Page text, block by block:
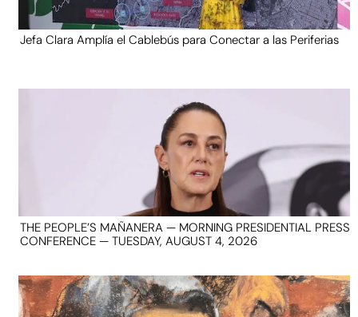
Jefa Clara Amplía el Cablebús para Conectar a las Periferias
THE PEOPLE’S MAÑANERA — MORNING PRESIDENTIAL PRESS
CONFERENCE — TUESDAY, AUGUST 4, 2026